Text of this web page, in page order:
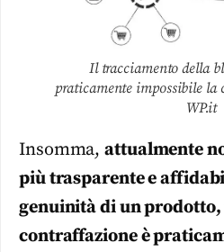
Il tracciamento della
praticamente impossibile la
WP.it
Insomma,attualmente
più trasparente e
genuinità di un
contraffazione è